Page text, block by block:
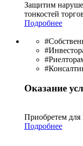
Защитим
тонкостей
Подробнее
Оказание
Приобретем
Подробнее